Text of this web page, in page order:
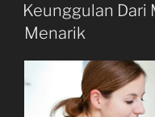
ON
Keunggulan Dari
Menarik